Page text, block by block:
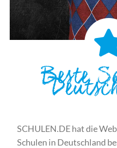
Beste
SCHULEN.DE hat die
Schulen in Deutschland